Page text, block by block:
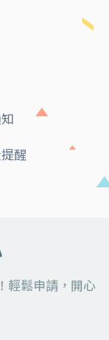
醒
輕鬆申請，開心